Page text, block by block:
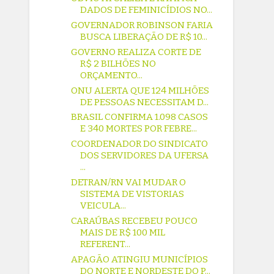
DADOS DE FEMINICÍDIOS NO...
GOVERNADOR ROBINSON FARIA
BUSCA LIBERAÇÃO DE R$ 10...
GOVERNO REALIZA CORTE DE
R$ 2 BILHÕES NO
ORÇAMENTO...
ONU ALERTA QUE 124 MILHÕES
DE PESSOAS NECESSITAM D...
BRASIL CONFIRMA 1.098 CASOS
E 340 MORTES POR FEBRE...
COORDENADOR DO SINDICATO
DOS SERVIDORES DA UFERSA
...
DETRAN/RN VAI MUDAR O
SISTEMA DE VISTORIAS
VEICULA...
CARAÚBAS RECEBEU POUCO
MAIS DE R$ 100 MIL
REFERENT...
APAGÃO ATINGIU MUNICÍPIOS
DO NORTE E NORDESTE DO P...